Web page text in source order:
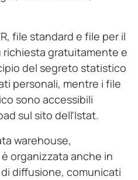
file standard e file per il
richiesta gratuitamente e
del segreto statistico
personali, mentre i file
sono accessibili
sul sito dell'Istat.
warehouse,
organizzata anche in
diffusione, comunicati